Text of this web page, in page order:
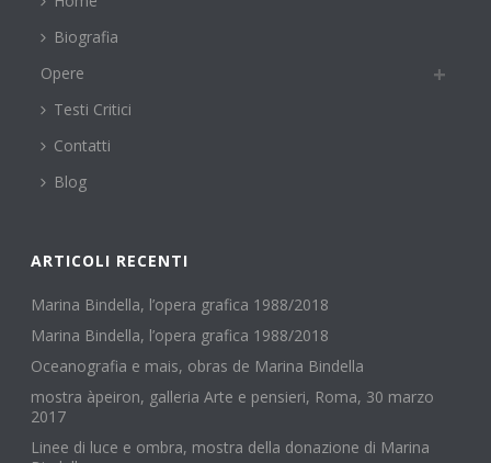
Biografia
Opere
Testi Critici
Contatti
Blog
ARTICOLI RECENTI
Marina Bindella, l’opera grafica 1988/2018
Marina Bindella, l’opera grafica 1988/2018
Oceanografia e mais, obras de Marina Bindella
mostra àpeiron, galleria Arte e pensieri, Roma, 30 marzo
2017
Linee di luce e ombra, mostra della donazione di Marina